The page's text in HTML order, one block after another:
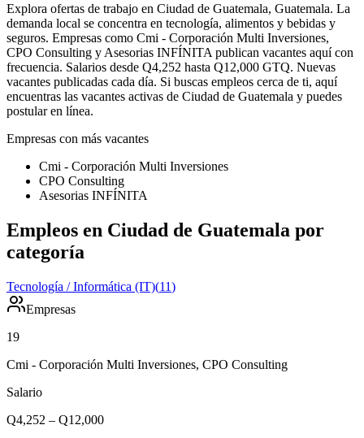
Explora ofertas de trabajo en Ciudad de Guatemala, Guatemala. La
demanda local se concentra en tecnología, alimentos y bebidas y
seguros. Empresas como Cmi - Corporación Multi Inversiones,
CPO Consulting y Asesorias INFÍNITA publican vacantes aquí con
frecuencia. Salarios desde Q4,252 hasta Q12,000 GTQ. Nuevas
vacantes publicadas cada día. Si buscas empleos cerca de ti, aquí
encuentras las vacantes activas de Ciudad de Guatemala y puedes
postular en línea.
Empresas con más vacantes
Cmi - Corporación Multi Inversiones
CPO Consulting
Asesorias INFÍNITA
Empleos en Ciudad de Guatemala por
categoría
Tecnología / Informática (IT)(11)
Empresas
19
Cmi - Corporación Multi Inversiones, CPO Consulting
Salario
Q4,252 – Q12,000